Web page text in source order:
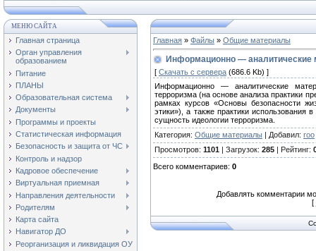
МЕНЮ САЙТА
Главная страница
Орган управления
образованием
Питание
ПЛАНЫ
Образовательная система
Документы
Программы и проекты
Статистическая информация
Безопасность и защита от ЧС
Контроль и надзор
Кадровое обеспечение
Виртуальная приемная
Направления деятельности
Родителям
Карта сайта
Навигатор ДО
Реорганизация и ликвидация ОУ
Главная » Файлы » Общие материалы
Информационно — аналитические
[ Скачать с сервера (686.6 Kb) ]
Информационно — аналитические
терроризма (на основе анализа практики
рамках курсов «Основы безопасности
этики»), а также практики
сущность идеологии терроризма.
Категория: Общие материалы | Добавил: roo
Просмотров: 1101 | Загрузок: 285 | Рейтинг:
Всего комментариев: 0
Добавлять комментарии
[